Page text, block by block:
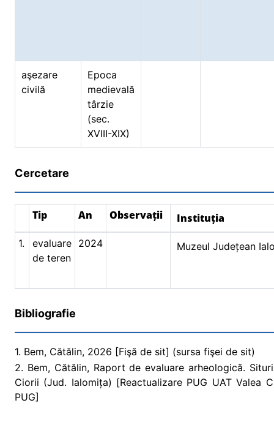
aşezare
civilă
Epoca
medievală
târzie
(sec.
XVIII-XIX)
Cercetare
Tip An Observații Instituția
1.
evaluare
de teren
2024 Muzeul Județean
Bibliografie
1. Bem, Cătălin, 2026 [Fişă de sit] (sursa fişei de sit)
2. Bem, Cătălin, Raport de evaluare arheologică.
Ciorii (Jud. Ialomița) [Reactualizare PUG UAT Valea
PUG]